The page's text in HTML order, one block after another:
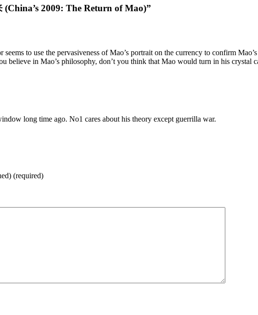
(China’s 2009: The Return of Mao)”
to use the pervasiveness of Mao’s portrait on the currency to confirm
believe in Mao’s philosophy, don’t you think that Mao would turn in his crystal
long time ago. No1 cares about his theory except guerrilla war.
(required)